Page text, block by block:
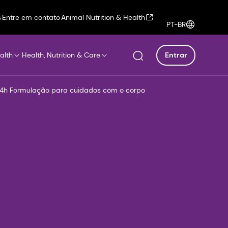
Entre em contatoAnimal Nutrition & Health
PT-BR
Health, Nutrition & Care Entrar
Formulação para cuidados com o corpo